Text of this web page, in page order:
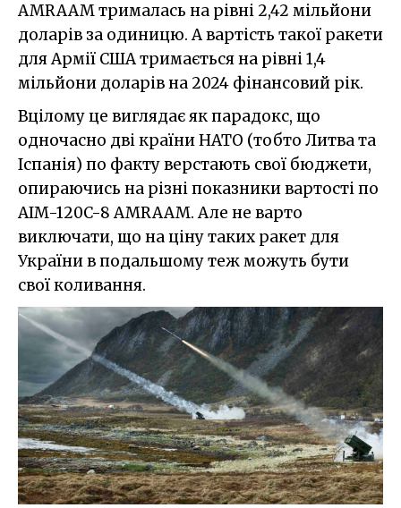
AMRAAM трималась на рівні 2,42 мільйони
доларів за одиницю. А вартість такої ракети
для Армії США тримається на рівні 1,4
мільйони доларів на 2024 фінансовий рік.
Вцілому це виглядає як парадокс, що
одночасно дві країни НАТО (тобто Литва та
Іспанія) по факту верстають свої бюджети,
опираючись на різні показники вартості по
AIM-120C-8 AMRAAM. Але не варто
виключати, що на ціну таких ракет для
України в подальшому теж можуть бути
свої коливання.